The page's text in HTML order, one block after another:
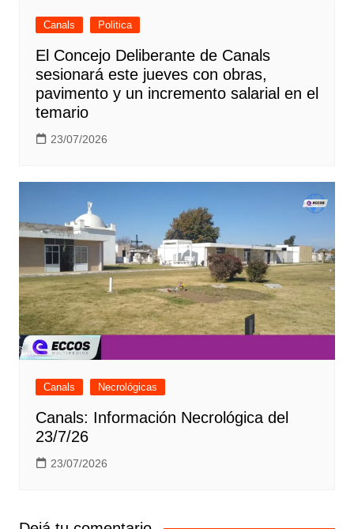
Canals Politica
El Concejo Deliberante de Canals
sesionará este jueves con obras,
pavimento y un incremento salarial en el
temario
23/07/2026
Canals Necrológicas
Canals: Información Necrológica del
23/7/26
23/07/2026